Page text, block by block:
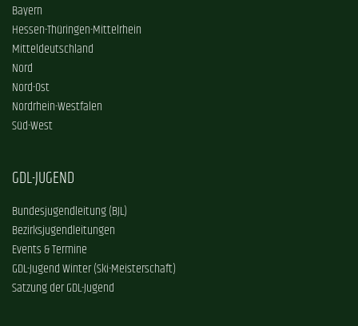
Bayern
Hessen-Thüringen-Mittelrhein
Mitteldeutschland
Nord
Nord-Ost
Nordrhein-Westfalen
Süd-West
GDL-JUGEND
Bundesjugendleitung (BJL)
Bezirksjugendleitungen
Events & Termine
GDL-Jugend Winter (Ski-Meisterschaft)
Satzung der GDL-Jugend